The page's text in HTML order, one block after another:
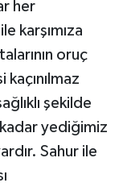
her
karşımıza
oruç
şekilde
yediğimiz
Sahur ile